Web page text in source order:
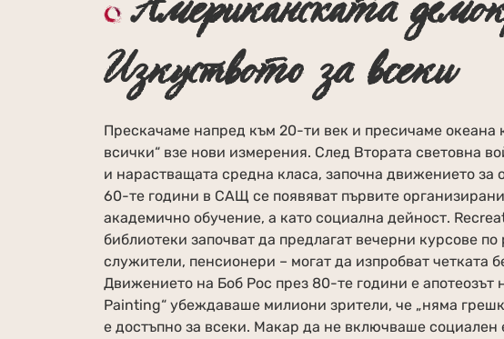
Американската
Изкуството за всеки
Прескачаме напред към 20-ти век и пресичаме океана
всички“ взе нови измерения. След Втората световна
и нарастващата средна класа, започна движението
60-те години в САЩ се появяват първите
академично обучение, а като социална дейност.
библиотеки започват да предлагат вечерни курсове
служители, пенсионери – могат да изпробват четката
Движението на Боб Рос през 80-те години е
Painting“ убеждаваше милиони зрители, че „няма
е достъпно за всеки. Макар да не включваше социален